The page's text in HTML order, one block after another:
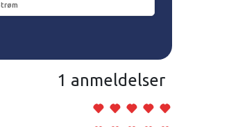
1 anmeldelser